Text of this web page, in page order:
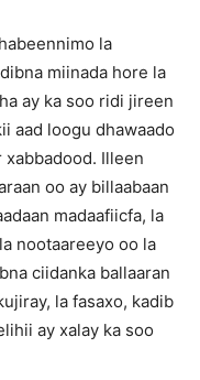
la
miinada hore la
ay ka soo ridi jireen
aad loogu dhawaado
xabbadood. Illeen
oo ay billaabaan
madaafiicfa, la
nootaareeyo oo la
ciidanka ballaaran
la fasaxo, kadib
ay xalay ka soo